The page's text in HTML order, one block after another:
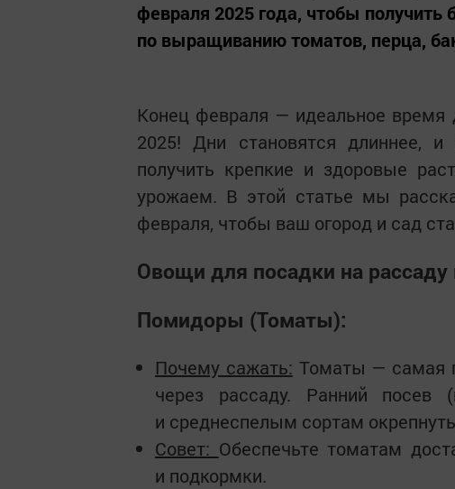
февраля 2025 года, чтобы
по выращиванию томатов, перца,
Конец февраля — идеальное время
2025! Дни становятся длиннее,
получить крепкие и здоровые
урожаем. В этой статье мы
февраля, чтобы ваш огород и сад
Овощи для посадки на рассаду
Помидоры (Томаты):
Почему сажать: Томаты — самая
через рассаду. Ранний посев
и среднеспелым сортам
Совет: Обеспечьте томатам
и подкормки.